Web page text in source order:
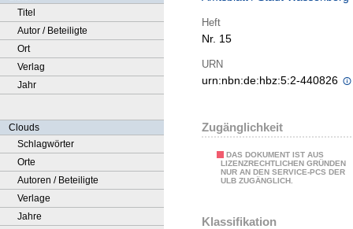
Titel
Autor / Beteiligte
Ort
Verlag
Jahr
Clouds
Schlagwörter
Orte
Autoren / Beteiligte
Verlage
Jahre
Heft
Nr. 15
URN
urn:nbn:de:hbz:5:2-440826
Zugänglichkeit
DAS DOKUMENT IST AUS
LIZENZRECHTLICHEN GRÜNDEN
NUR AN DEN SERVICE-PCS DER
ULB ZUGÄNGLICH.
Klassifikation